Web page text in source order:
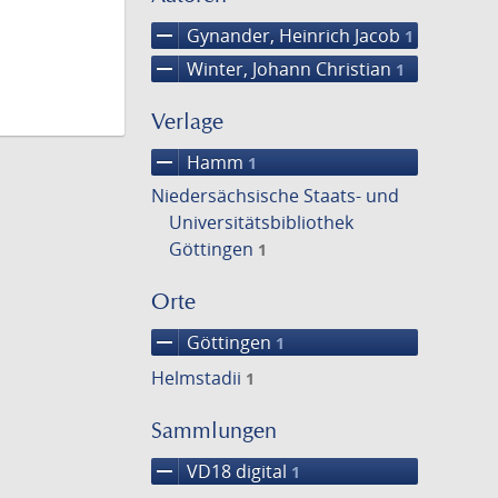
remove Gynander, Heinrich Jacob 1
remove Winter, Johann Christian 1
Verlage
remove Hamm 1
Niedersächsische Staats- und
Universitätsbibliothek
Göttingen 1
Orte
remove Göttingen 1
Helmstadii 1
Sammlungen
remove VD18 digital 1